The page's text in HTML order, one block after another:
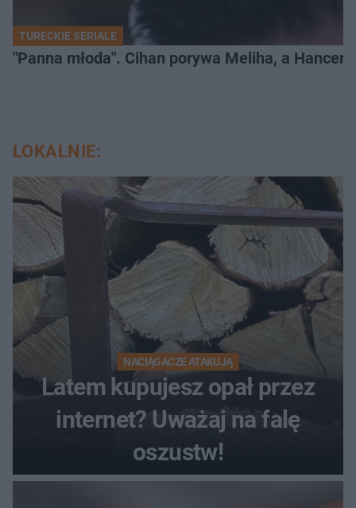
TURECKIE SERIALE
"Panna młoda". Cihan porywa Meliha, a
LOKALNIE:
NACIĄGACZE ATAKUJĄ
Latem kupujesz opał przez
internet? Uważaj na falę
oszustw!